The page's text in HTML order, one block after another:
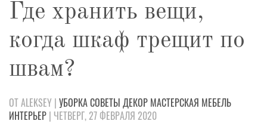
Где хранить вещи,
когда шкаф трещит по
швам?
ОТ ALEKSEY | УБОРКАСОВЕТЫ ДЕКОР МАСТЕРСКАЯ МЕБЕЛЬ
ИНТЕРЬЕР | ЧЕТВЕРГ, 27 ФЕВРАЛЯ 2020